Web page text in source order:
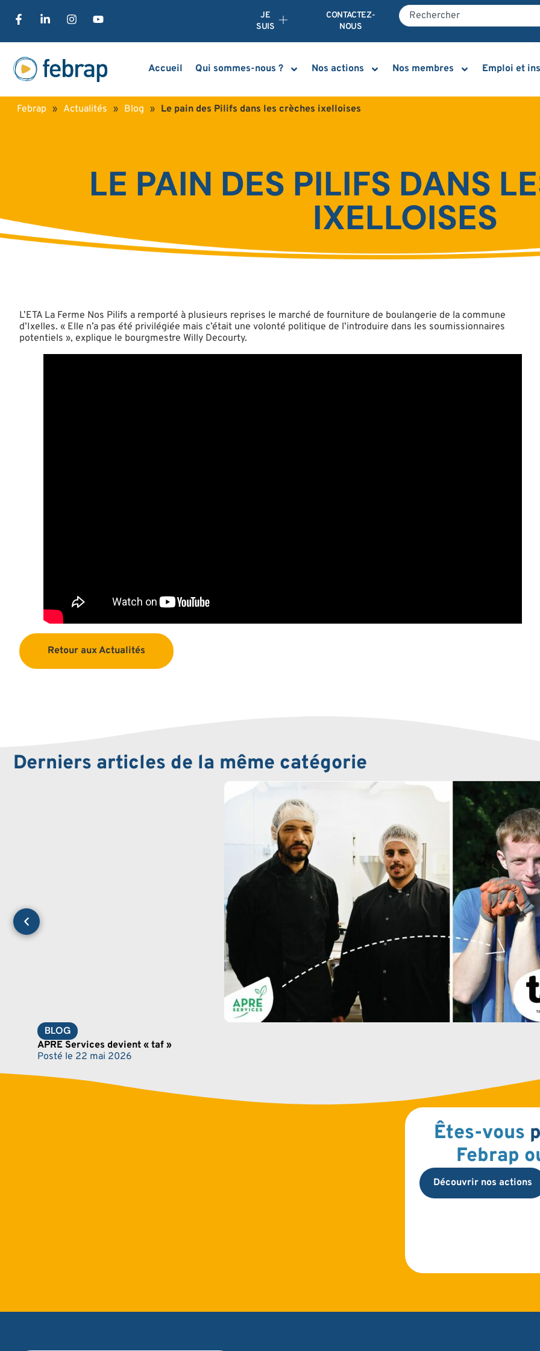
JE
SUIS
CONTACTEZ-
NOUS
Accueil Qui sommes-nous ? Nos actions Nos membres Emploi et
Febrap » Actualités » Blog » Le pain des Pilifs dans les crèches ixelloises
LE PAIN DES PILIFS DANS
IXELLOISES
L’ETA La Ferme Nos Pilifs a remporté à plusieurs reprises le marché de fourniture de boulangerie de la commune
d’Ixelles. « Elle n’a pas été privilégiée mais c’était une volonté politique de l’introduire dans les soumissionnaires
potentiels », explique le bourgmestre Willy Decourty.
Retour aux Actualités
Derniers articles de la même catégorie
BLOG
APRE Services devient « taf »
Posté le 22 mai 2026
Êtes-vous
Febrap
Découvrir nos actions